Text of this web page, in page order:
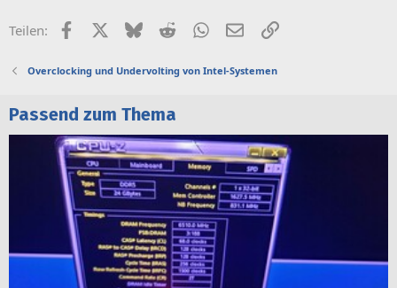
Teilen: FacebookX (Twitter)
BlueskyRedditWhatsApp
E-MailLink
Overclocking und Undervolting von Intel-Systemen
Passend zum Thema